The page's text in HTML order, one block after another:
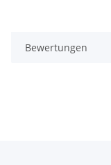
Bewertungen